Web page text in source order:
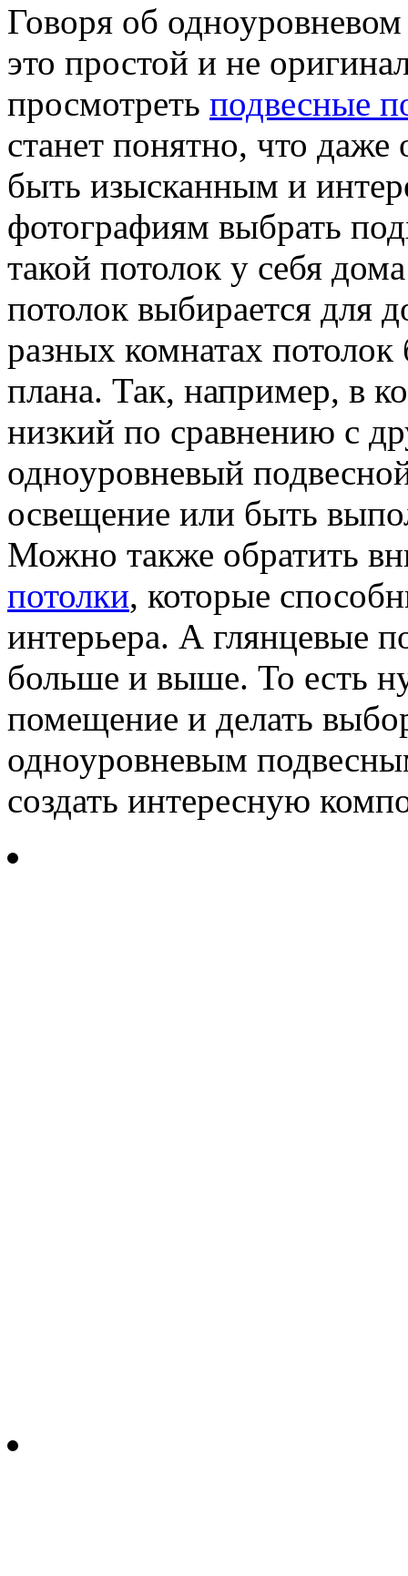
Говоря об одноуровневом
это простой и не
просмотреть подвесные
станет понятно, что
быть изысканным и
фотографиям выбрать
такой потолок у себя
потолок выбирается для
разных комнатах потолок
плана. Так, например, в
низкий по сравнению с
одноуровневый
освещение или быть
Можно также обратить
потолки, которые
интерьера. А глянцевые
больше и выше. То есть
помещение и делать
одноуровневым
создать интересную